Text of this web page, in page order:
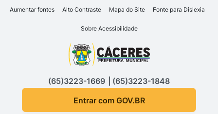
Seção de atalhos e links
Ir para o conteúdo [alt+1]
Ir para o rodapé [alt+4]
Aumentar fontes Alto Contraste Mapa do Site Fonte para Dislexia
Sobre Acessibilidade
Seção do menu principal
(65)3223-1669
(65)3223-1848
Entrar com GOV.BR